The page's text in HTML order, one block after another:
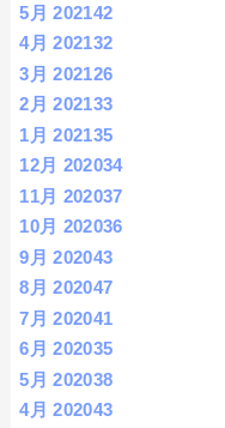
5月 202142
4月 202132
3月 202126
2月 202133
1月 202135
12月 202034
11月 202037
10月 202036
9月 202043
8月 202047
7月 202041
6月 202035
5月 202038
4月 202043